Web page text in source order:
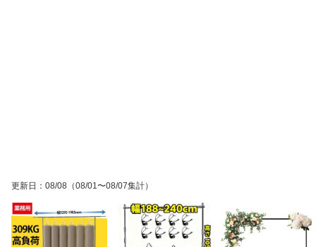
更新日 ： 08/08 （08/01〜08/07集計）